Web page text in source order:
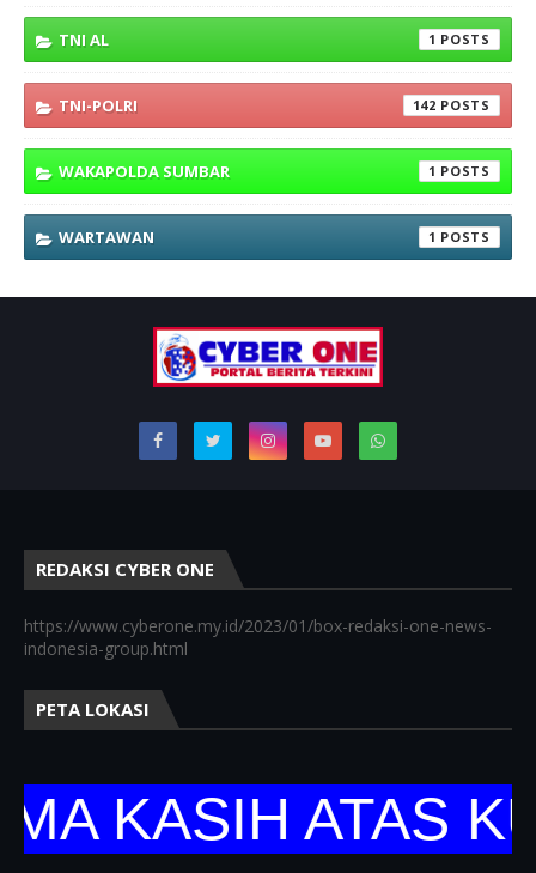
TNI AL 1
TNI-POLRI 142
WAKAPOLDA SUMBAR 1
WARTAWAN 1
REDAKSI CYBER ONE
https://www.cyberone.my.id/2023/01/box-redaksi-one-news-
indonesia-group.html
PETA LOKASI
ATAS